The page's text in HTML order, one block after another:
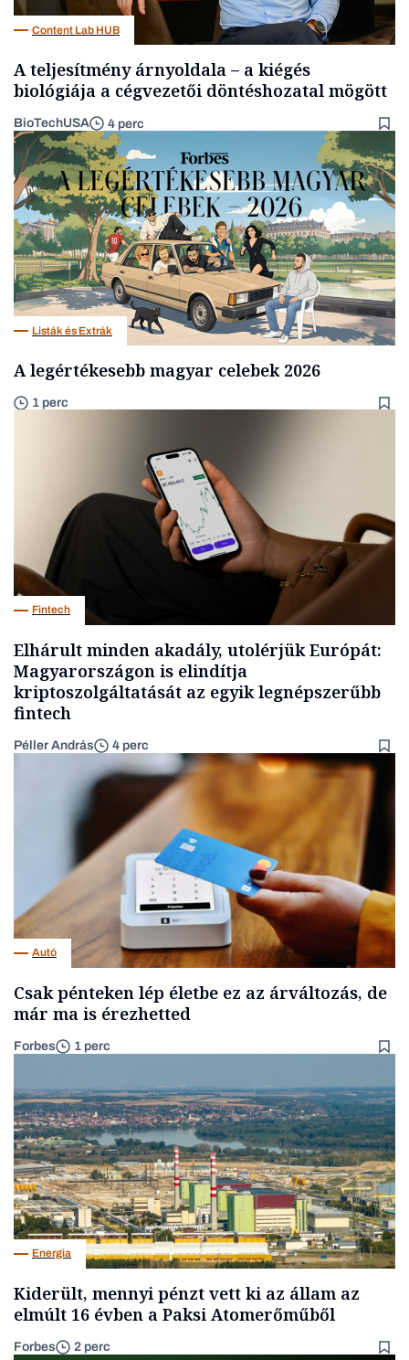
Content Lab HUB
A teljesítmény árnyoldala – a kiégés
biológiája a cégvezetői döntéshozatal mögött
BioTechUSA 4 perc
Listák és Extrák
A legértékesebb magyar celebek 2026
1 perc
Fintech
Elhárult minden akadály, utolérjük Európát:
Magyarországon is elindítja
kriptoszolgáltatását az egyik legnépszerűbb
fintech
Péller András 4 perc
Autó
Csak pénteken lép életbe ez az árváltozás, de
már ma is érezhetted
Forbes 1 perc
Energia
Kiderült, mennyi pénzt vett ki az állam az
elmúlt 16 évben a Paksi Atomerőműből
Forbes 2 perc